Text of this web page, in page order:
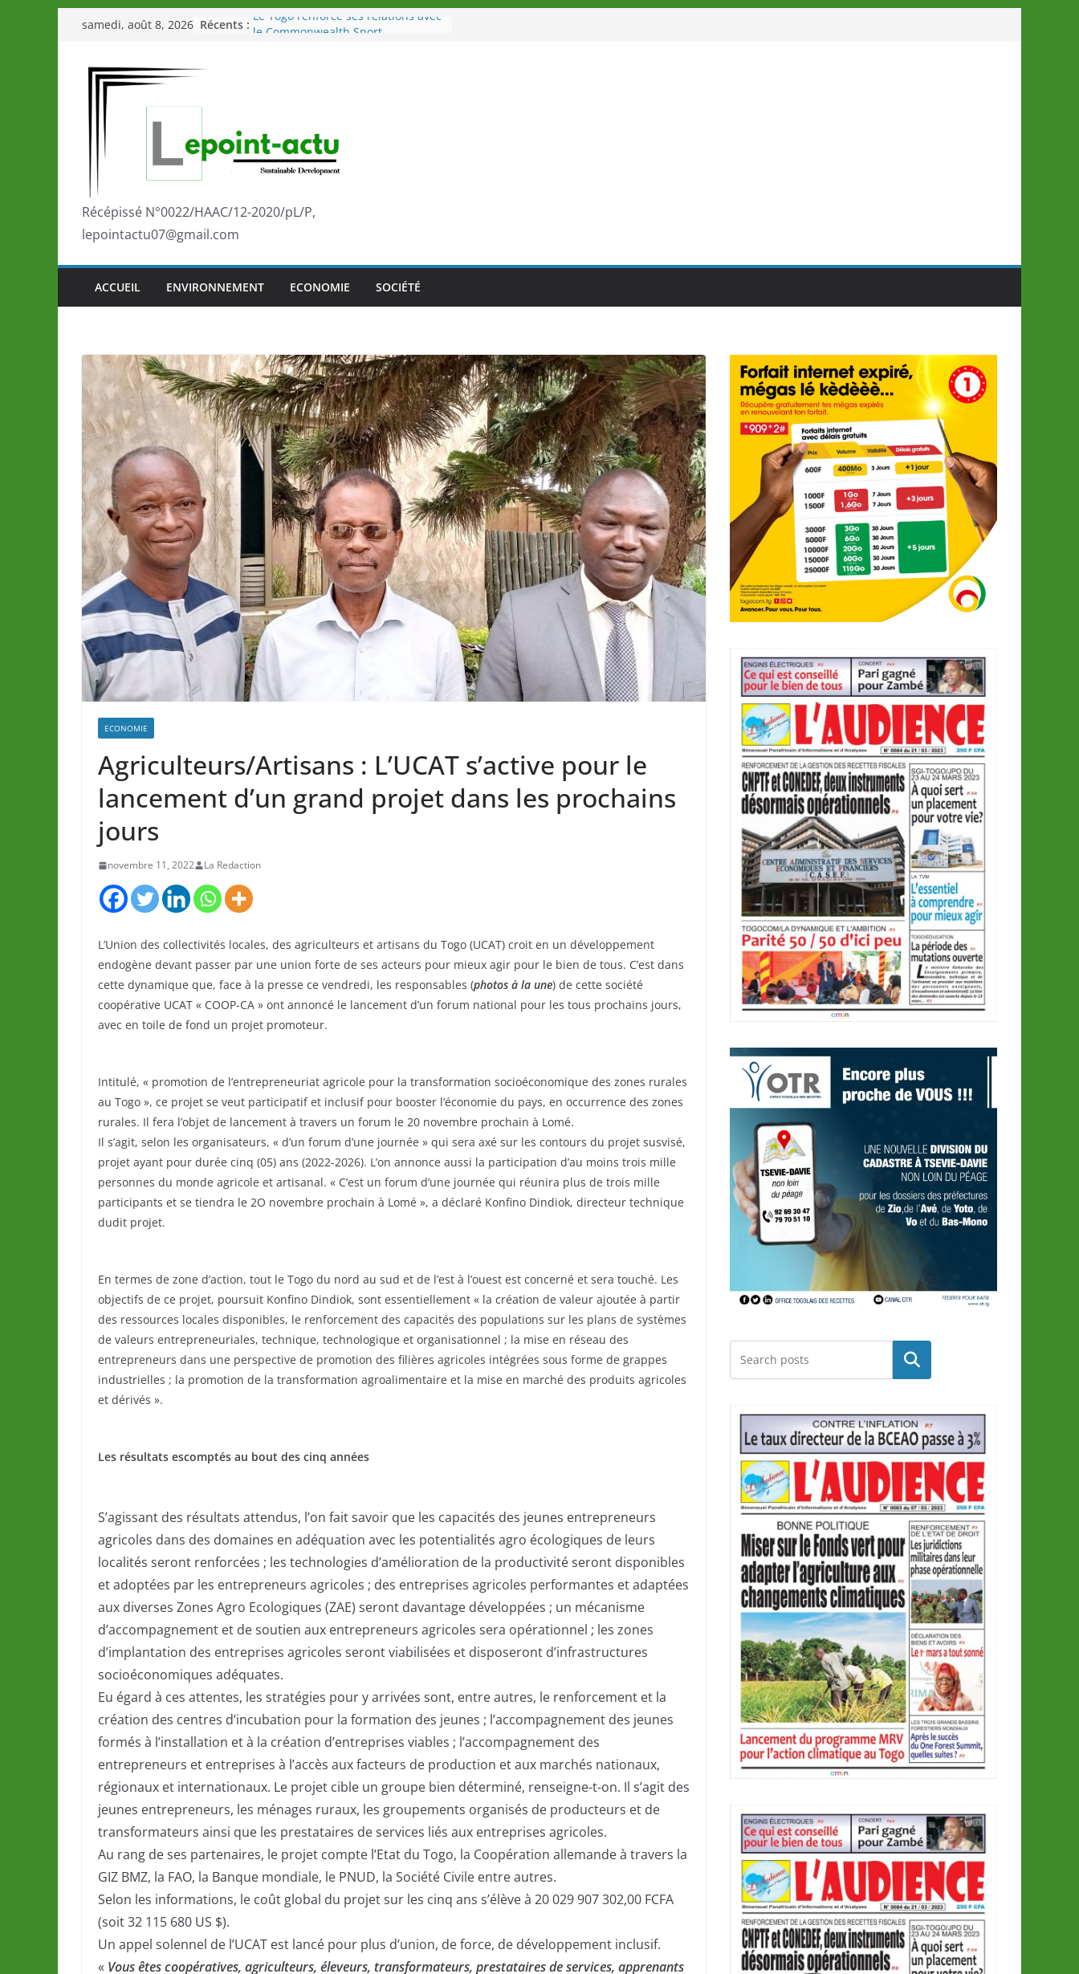
Passer
contenu
samedi, août 8, 2026 Récents : Le Togo renforce ses relations avec
marque de confiance au Togo sur
la scène internationale au-delà des
performances de ses athlètes
développement?
Récépissé N°0022/HAAC/12-2020/pL/P,
lepointactu07@gmail.com
ACCUEIL ENVIRONNEMENT ECONOMIE SOCIÉTÉ
ECONOMIE
Agriculteurs/Artisans : L’UCAT s’active pour le
lancement d’un grand projet dans les prochains
jours
novembre 11, 2022 La Redaction
L’Union des collectivités locales, des agriculteurs et artisans du Togo (UCAT) croit en un développement
endogène devant passer par une union forte de ses acteurs pour mieux agir pour le bien de tous. C’est dans
cette dynamique que, face à la presse ce vendredi, les responsables (photos à la une) de cette société
coopérative UCAT « COOP-CA » ont annoncé le lancement d’un forum national pour les tous prochains jours,
avec en toile de fond un projet promoteur.
Intitulé, « promotion de l’entrepreneuriat agricole pour la transformation socioéconomique des zones rurales
au Togo », ce projet se veut participatif et inclusif pour booster l’économie du pays, en occurrence des zones
rurales. Il fera l’objet de lancement à travers un forum le 20 novembre prochain à Lomé.
Il s’agit, selon les organisateurs, « d’un forum d’une journée » qui sera axé sur les contours du projet susvisé,
projet ayant pour durée cinq (05) ans (2022-2026). L’on annonce aussi la participation d’au moins trois mille
personnes du monde agricole et artisanal. « C’est un forum d’une journée qui réunira plus de trois mille
participants et se tiendra le 2O novembre prochain à Lomé », a déclaré Konfino Dindiok, directeur technique
dudit projet.
En termes de zone d’action, tout le Togo du nord au sud et de l’est à l’ouest est concerné et sera touché. Les
objectifs de ce projet, poursuit Konfino Dindiok, sont essentiellement « la création de valeur ajoutée à partir
des ressources locales disponibles, le renforcement des capacités des populations sur les plans de systèmes
de valeurs entrepreneuriales, technique, technologique et organisationnel ; la mise en réseau des
entrepreneurs dans une perspective de promotion des filières agricoles intégrées sous forme de grappes
industrielles ; la promotion de la transformation agroalimentaire et la mise en marché des produits agricoles
et dérivés ».
Les résultats escomptés au bout des cinq années
S’agissant des résultats attendus, l’on fait savoir que les capacités des jeunes entrepreneurs
agricoles dans des domaines en adéquation avec les potentialités agro écologiques de leurs
localités seront renforcées ; les technologies d’amélioration de la productivité seront disponibles
et adoptées par les entrepreneurs agricoles ; des entreprises agricoles performantes et adaptées
aux diverses Zones Agro Ecologiques (ZAE) seront davantage développées ; un mécanisme
d’accompagnement et de soutien aux entrepreneurs agricoles sera opérationnel ; les zones
d’implantation des entreprises agricoles seront viabilisées et disposeront d’infrastructures
socioéconomiques adéquates.
Eu égard à ces attentes, les stratégies pour y arrivées sont, entre autres, le renforcement et la
création des centres d’incubation pour la formation des jeunes ; l’accompagnement des jeunes
formés à l’installation et à la création d’entreprises viables ; l’accompagnement des
entrepreneurs et entreprises à l’accès aux facteurs de production et aux marchés nationaux,
régionaux et internationaux. Le projet cible un groupe bien déterminé, renseigne-t-on. Il s’agit des
jeunes entrepreneurs, les ménages ruraux, les groupements organisés de producteurs et de
transformateurs ainsi que les prestataires de services liés aux entreprises agricoles.
Au rang de ses partenaires, le projet compte l’Etat du Togo, la Coopération allemande à travers la
GIZ BMZ, la FAO, la Banque mondiale, le PNUD, la Société Civile entre autres.
Selon les informations, le coût global du projet sur les cinq ans s’élève à 20 029 907 302,00 FCFA
(soit 32 115 680 US $).
Un appel solennel de l’UCAT est lancé pour plus d’union, de force, de développement inclusif.
« Vous êtes coopératives, agriculteurs, éleveurs, transformateurs, prestataires de services, apprenants
Rechercher